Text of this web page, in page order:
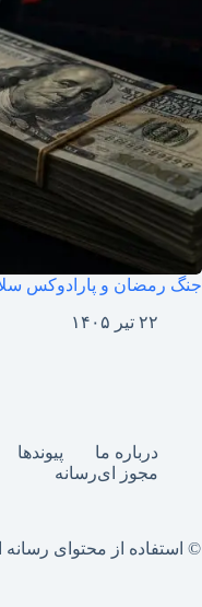
جنگ رمضان و پارادوکس
۲۲ تیر ۱۴۰۵
درباره ما پیوندها
مجوز ای‌رسانه
© استفاده از محتوای رسانه